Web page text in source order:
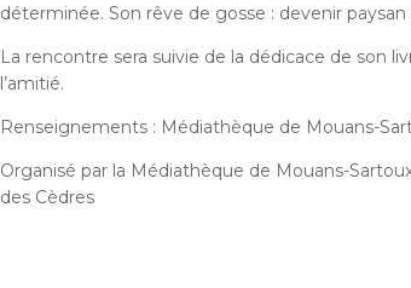
déterminée. Son rêve de gosse : devenir paysan
La rencontre sera suivie de la dédicace de son
l’amitié.
Renseignements : Médiathèque de Mouans-
Organisé par la Médiathèque de Mouans-
des Cèdres